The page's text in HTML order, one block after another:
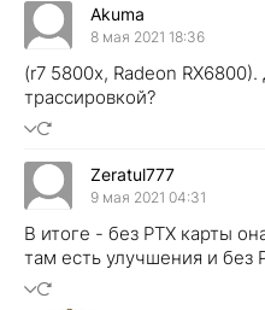
Akuma
8 мая 2021 18:36
(r7 5800x, Radeon
трассировкой?
Zeratul777
9 мая 2021 04:31
В итоге - без РТХ карты
там есть улучшения и без